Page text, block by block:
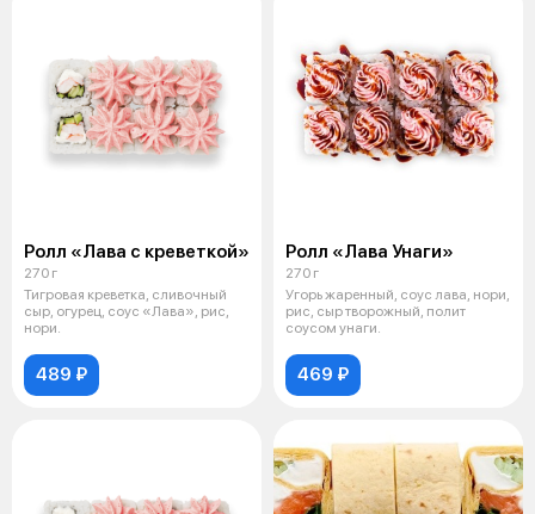
Ролл «Лава с креветкой»
270 г
Тигровая креветка, сливочный
сыр, огурец, соус «Лава», рис,
нори.
489 ₽
Ролл «Лава Унаги»
270 г
Угорь жаренный, соус лава, нори,
рис, сыр творожный, полит
соусом унаги.
469 ₽